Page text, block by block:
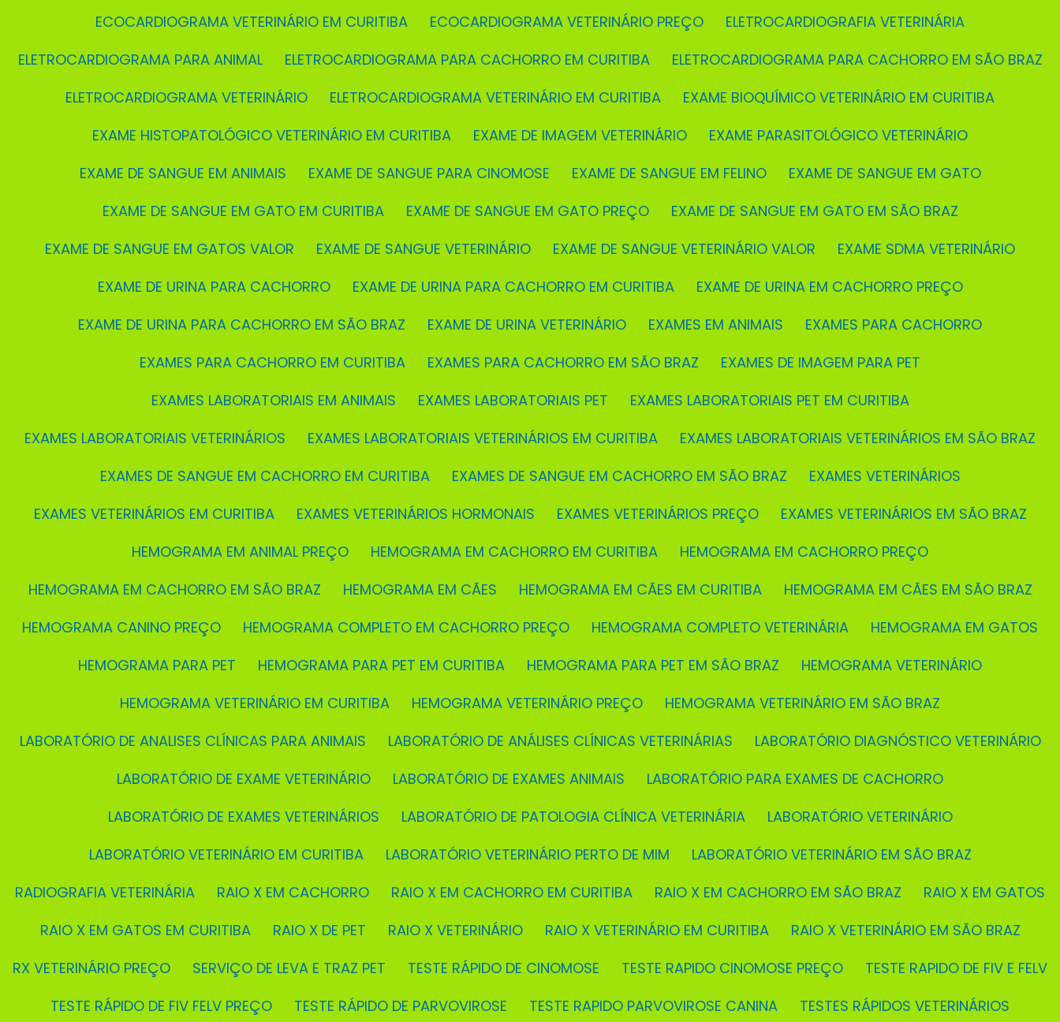
ECOCARDIOGRAMA VETERINÁRIO EM CURITIBA
ECOCARDIOGRAMA VETERINÁRIO PREÇO
ELETROCARDIOGRAFIA VETERINÁRIA
ELETROCARDIOGRAMA PARA ANIMAL
ELETROCARDIOGRAMA PARA CACHORRO EM CURITIBA
ELETROCARDIOGRAMA PARA CACHORRO EM SÃO BRAZ
ELETROCARDIOGRAMA VETERINÁRIO
ELETROCARDIOGRAMA VETERINÁRIO EM CURITIBA
EXAME BIOQUÍMICO VETERINÁRIO EM CURITIBA
EXAME HISTOPATOLÓGICO VETERINÁRIO EM CURITIBA
EXAME DE IMAGEM VETERINÁRIO
EXAME PARASITOLÓGICO VETERINÁRIO
EXAME DE SANGUE EM ANIMAIS
EXAME DE SANGUE PARA CINOMOSE EXAME DE SANGUE EM FELINO
EXAME DE SANGUE EM GATO
EXAME DE SANGUE EM GATO EM CURITIBA
EXAME DE SANGUE EM GATO PREÇO
EXAME DE SANGUE EM GATO EM SÃO BRAZ
EXAME DE SANGUE EM GATOS VALOR
EXAME DE SANGUE VETERINÁRIO EXAME DE SANGUE VETERINÁRIO VALOR
EXAME SDMA VETERINÁRIO
EXAME DE URINA PARA CACHORRO
EXAME DE URINA PARA CACHORRO EM CURITIBA
EXAME DE URINA EM CACHORRO PREÇO
EXAME DE URINA PARA CACHORRO EM SÃO BRAZ
EXAME DE URINA VETERINÁRIO EXAMES EM ANIMAIS
EXAMES PARA CACHORRO
EXAMES PARA CACHORRO EM CURITIBA
EXAMES PARA CACHORRO EM SÃO BRAZ
EXAMES DE IMAGEM PARA PET
EXAMES LABORATORIAIS EM ANIMAIS
EXAMES LABORATORIAIS PET
EXAMES LABORATORIAIS PET EM CURITIBA
EXAMES LABORATORIAIS VETERINÁRIOS
EXAMES LABORATORIAIS VETERINÁRIOS EM CURITIBA
EXAMES LABORATORIAIS VETERINÁRIOS EM SÃO BRAZ
EXAMES DE SANGUE EM CACHORRO EM CURITIBA
EXAMES DE SANGUE EM CACHORRO EM SÃO BRAZ
EXAMES VETERINÁRIOS
EXAMES VETERINÁRIOS EM CURITIBA
EXAMES VETERINÁRIOS HORMONAIS EXAMES VETERINÁRIOS PREÇO
EXAMES VETERINÁRIOS EM SÃO BRAZ
HEMOGRAMA EM ANIMAL PREÇO
HEMOGRAMA EM CACHORRO EM CURITIBA
HEMOGRAMA EM CACHORRO PREÇO
HEMOGRAMA EM CACHORRO EM SÃO BRAZ
HEMOGRAMA EM CÃES HEMOGRAMA EM CÃES EM CURITIBA
HEMOGRAMA EM CÃES EM SÃO BRAZ
HEMOGRAMA CANINO PREÇO
HEMOGRAMA COMPLETO EM CACHORRO PREÇO HEMOGRAMA COMPLETO VETERINÁRIA
HEMOGRAMA EM GATOS
HEMOGRAMA PARA PET
HEMOGRAMA PARA PET EM CURITIBA HEMOGRAMA PARA PET EM SÃO BRAZ
HEMOGRAMA VETERINÁRIO
HEMOGRAMA VETERINÁRIO EM CURITIBA
HEMOGRAMA VETERINÁRIO PREÇO
HEMOGRAMA VETERINÁRIO EM SÃO BRAZ
LABORATÓRIO DE ANALISES CLÍNICAS PARA ANIMAIS
LABORATÓRIO DE ANÁLISES CLÍNICAS VETERINÁRIAS
LABORATÓRIO DIAGNÓSTICO VETERINÁRIO
LABORATÓRIO DE EXAME VETERINÁRIO
LABORATÓRIO DE EXAMES ANIMAIS
LABORATÓRIO PARA EXAMES DE CACHORRO
LABORATÓRIO DE EXAMES VETERINÁRIOS
LABORATÓRIO DE PATOLOGIA CLÍNICA VETERINÁRIA
LABORATÓRIO VETERINÁRIO
LABORATÓRIO VETERINÁRIO EM CURITIBA
LABORATÓRIO VETERINÁRIO PERTO DE MIM
LABORATÓRIO VETERINÁRIO EM SÃO BRAZ
RADIOGRAFIA VETERINÁRIA
RAIO X EM CACHORRO RAIO X EM CACHORRO EM CURITIBA RAIO X EM CACHORRO EM SÃO BRAZ
RAIO X EM GATOS
RAIO X EM GATOS EM CURITIBA
RAIO X DE PET RAIO X VETERINÁRIO RAIO X VETERINÁRIO EM CURITIBA
RAIO X VETERINÁRIO EM SÃO BRAZ
RX VETERINÁRIO PREÇO
SERVIÇO DE LEVA E TRAZ PET TESTE RÁPIDO DE CINOMOSE TESTE RAPIDO CINOMOSE PREÇO
TESTE RAPIDO DE FIV E FELV
TESTE RÁPIDO DE FIV FELV PREÇO
TESTE RÁPIDO DE PARVOVIROSE TESTE RAPIDO PARVOVIROSE CANINA
TESTES RÁPIDOS VETERINÁRIOS